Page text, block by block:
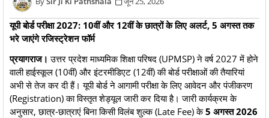
यूपी बोर्ड परीक्षा 2027: 10वीं और 12वीं के छात्रों के लिए अलर्ट, 5 अगस्त तक
भरे जाएंगे रजिस्ट्रेशन फॉर्म
प्रयागराज।उत्तर प्रदेश माध्यमिक शिक्षा परिषद (UPMSP) ने वर्ष 2027 में होने
वाली हाईस्कूल (10वीं) और इंटरमीडिएट (12वीं) की बोर्ड परीक्षाओं की तैयारियां
अभी से तेज कर दी हैं। यूपी बोर्ड ने आगामी परीक्षा के लिए आवेदन और पंजीकरण
(Registration) का विस्तृत शेड्यूल जारी कर दिया है। जारी कार्यक्रम के
अनुसार, छात्र-छात्राएं बिना किसी विलंब शुल्क (Late Fee) के5 अगस्त 2026